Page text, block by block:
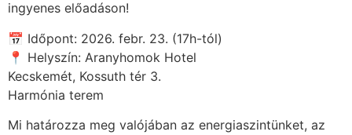
ingyenes előadáson!
📅 Időpont: 2026. febr. 23. (17h-tól)
📍 Helyszín: Aranyhomok Hotel
Kecskemét, Kossuth tér 3.
Harmónia terem
Mi határozza meg valójában az energiaszintünket, az